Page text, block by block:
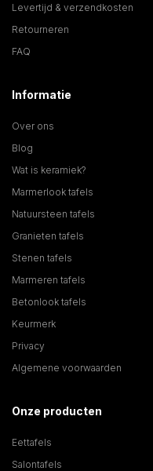
Levertijd & verzendkosten
Retourneren
FAQ
Informatie
Over ons
Blog
Wat is keramiek?
Marmerlook tafels
Natuursteen tafels
Granieten tafels
Stenen tafels
Marmeren tafels
Betonlook tafels
Keurmerk
Privacy
Algemene voorwaarden
Onze producten
Eettafels
Salontafels